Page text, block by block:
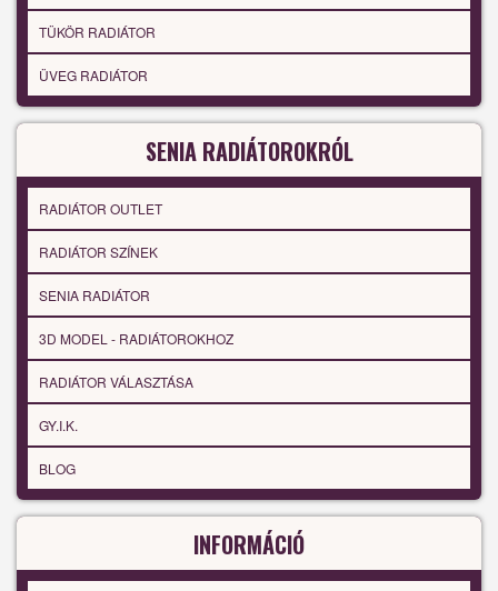
TÜKÖR RADIÁTOR
ÜVEG RADIÁTOR
SENIA RADIÁTOROKRÓL
RADIÁTOR OUTLET
RADIÁTOR SZÍNEK
SENIA RADIÁTOR
3D MODEL - RADIÁTOROKHOZ
RADIÁTOR VÁLASZTÁSA
GY.I.K.
BLOG
INFORMÁCIÓ